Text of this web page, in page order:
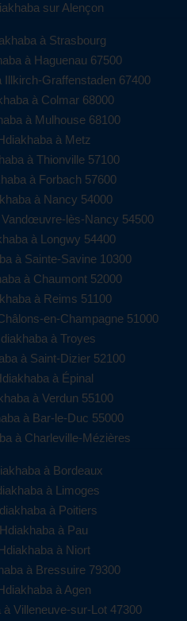
sur Alençon
à Strasbourg
à Haguenau 67500
Illkirch-Graffenstaden 67400
à Colmar 68000
à Mulhouse 68100
à Metz
à Thionville 57100
à Forbach 57600
à Nancy 54000
lès-Nancy 54500
à Longwy 54400
à Sainte-Savine 10300
à Chaumont 52000
à Reims 51100
en-Champagne 51000
à Troyes
à Saint-Dizier 52100
à Épinal
à Verdun 55100
à Bar-le-Duc 55000
à Charleville-Mézières
à Bordeaux
à Limoges
à Poitiers
à Pau
à Niort
à Bressuire 79300
à Agen
Villeneuve-sur-Lot 47300